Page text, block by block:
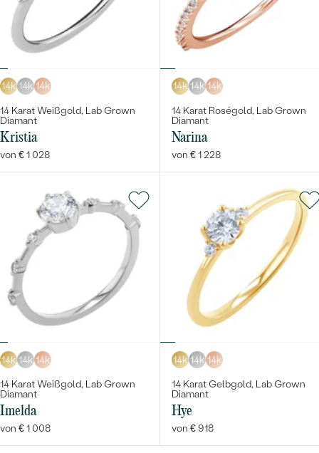
14k 14k 14k
14 Karat Weißgold, Lab Grown
Diamant
Kristia
von € 1 028
14k 14k 14k
14 Karat Roségold, Lab Grown
Diamant
Narina
von € 1 228
14k 14k 14k
14 Karat Weißgold, Lab Grown
Diamant
Imelda
von € 1 008
14k 14k 14k
14 Karat Gelbgold, Lab Grown
Diamant
Hye
von € 918